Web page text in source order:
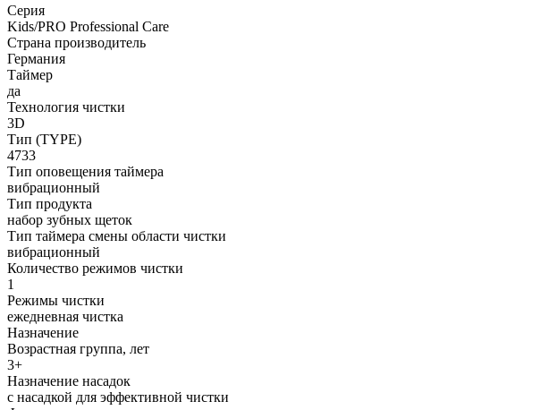
Серия
Kids/PRO Professional Care
Страна производитель
Германия
Таймер
да
Технология чистки
3D
Тип (TYPE)
4733
Тип оповещения таймера
вибрационный
Тип продукта
набор зубных щеток
Тип таймера смены области чистки
вибрационный
Количество режимов чистки
1
Режимы чистки
ежедневная чистка
Назначение
Возрастная группа, лет
3+
Назначение насадок
с насадкой для эффективной чистки